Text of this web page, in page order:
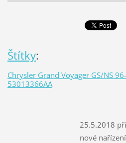
Štítky:
Chrysler Grand Voyager GS/NS
53013366AA
25.5.2018
nové